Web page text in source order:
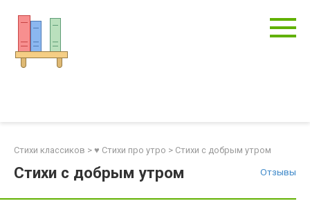
контенту
Стихи классиков > ♥ Стихи про утро > Стихи с добрым утром
Отзывы
Стихи с добрым утром